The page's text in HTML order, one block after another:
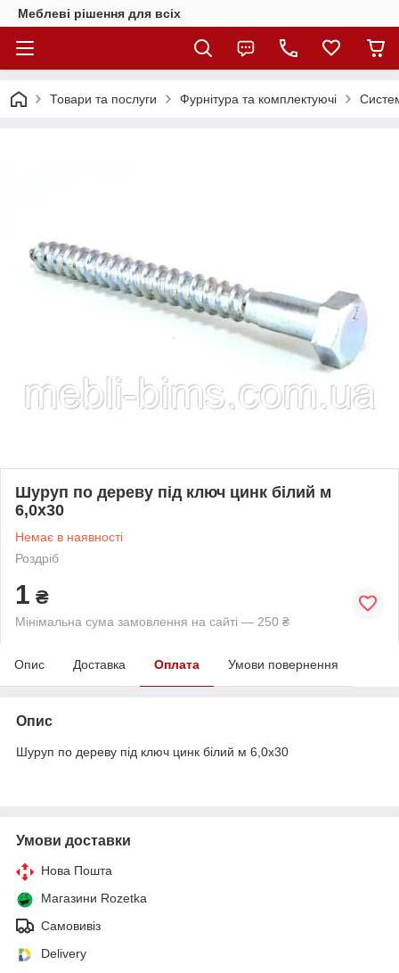
Меблеві рішення для всіх
Товари та послуги Фурнітура та комплектуючі
Шуруп по дереву під ключ цинк білий м
6,0х30
Немає в наявності
Роздріб
1 ₴
Мінімальна сума замовлення на сайті — 250 ₴
Опис Доставка Оплата Умови повернення
Опис
Шуруп по дереву під ключ цинк білий м 6,0х30
Умови доставки
Нова Пошта
Магазини Rozetka
Самовивіз
Delivery